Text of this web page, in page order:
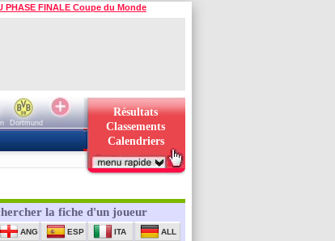
PHASE FINALE Coupe du Monde
Dortmund
Résultats
Classements
Calendriers